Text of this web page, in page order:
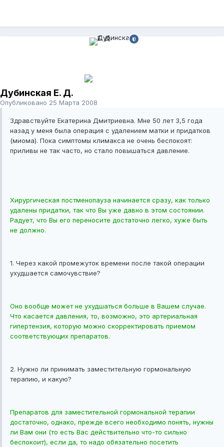
Дубинская Е. Д.
Опубликовано 25 Марта 2008
Здравствуйте Екатерина Дмитриевна. Мне 50 лет 3,5 года
назад у меня была операция с удалением матки и придатков
(миома). Пока симптомы климакса не очень беспокоят:
приливы не так часто, но стало повышаться давление.
Хирургическая постменопауза начинается сразу, как только
удалены придатки, так что Вы уже давно в этом состоянии.
Радует, что Вы его переносите достаточно легко, хуже быть
не должно.
1. Через какой промежуток времени после такой операции
ухудшается самочувствие?
Оно вообще может не ухудшаться больше в Вашем случае.
Что касается давления, то, возможно, это артериальная
гипертензия, которую можно скорректировать приемом
соответствующих препаратов.
2. Нужно ли принимать заместительную гормональную
терапию, и какую?
Препаратов для заместительной гормональной терапии
достаточно, однако, прежде всего необходимо понять, нужны
ли Вам они (то есть Вас действительно что-то сильно
беспокоит), если да, то надо обязательно посетить